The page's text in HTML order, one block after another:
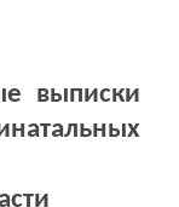
выписки